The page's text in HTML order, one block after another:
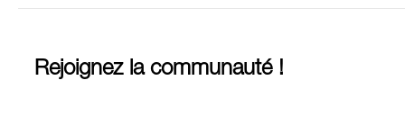
Rejoignez la communauté !